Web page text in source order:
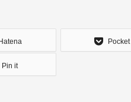
Pocket
Pin it